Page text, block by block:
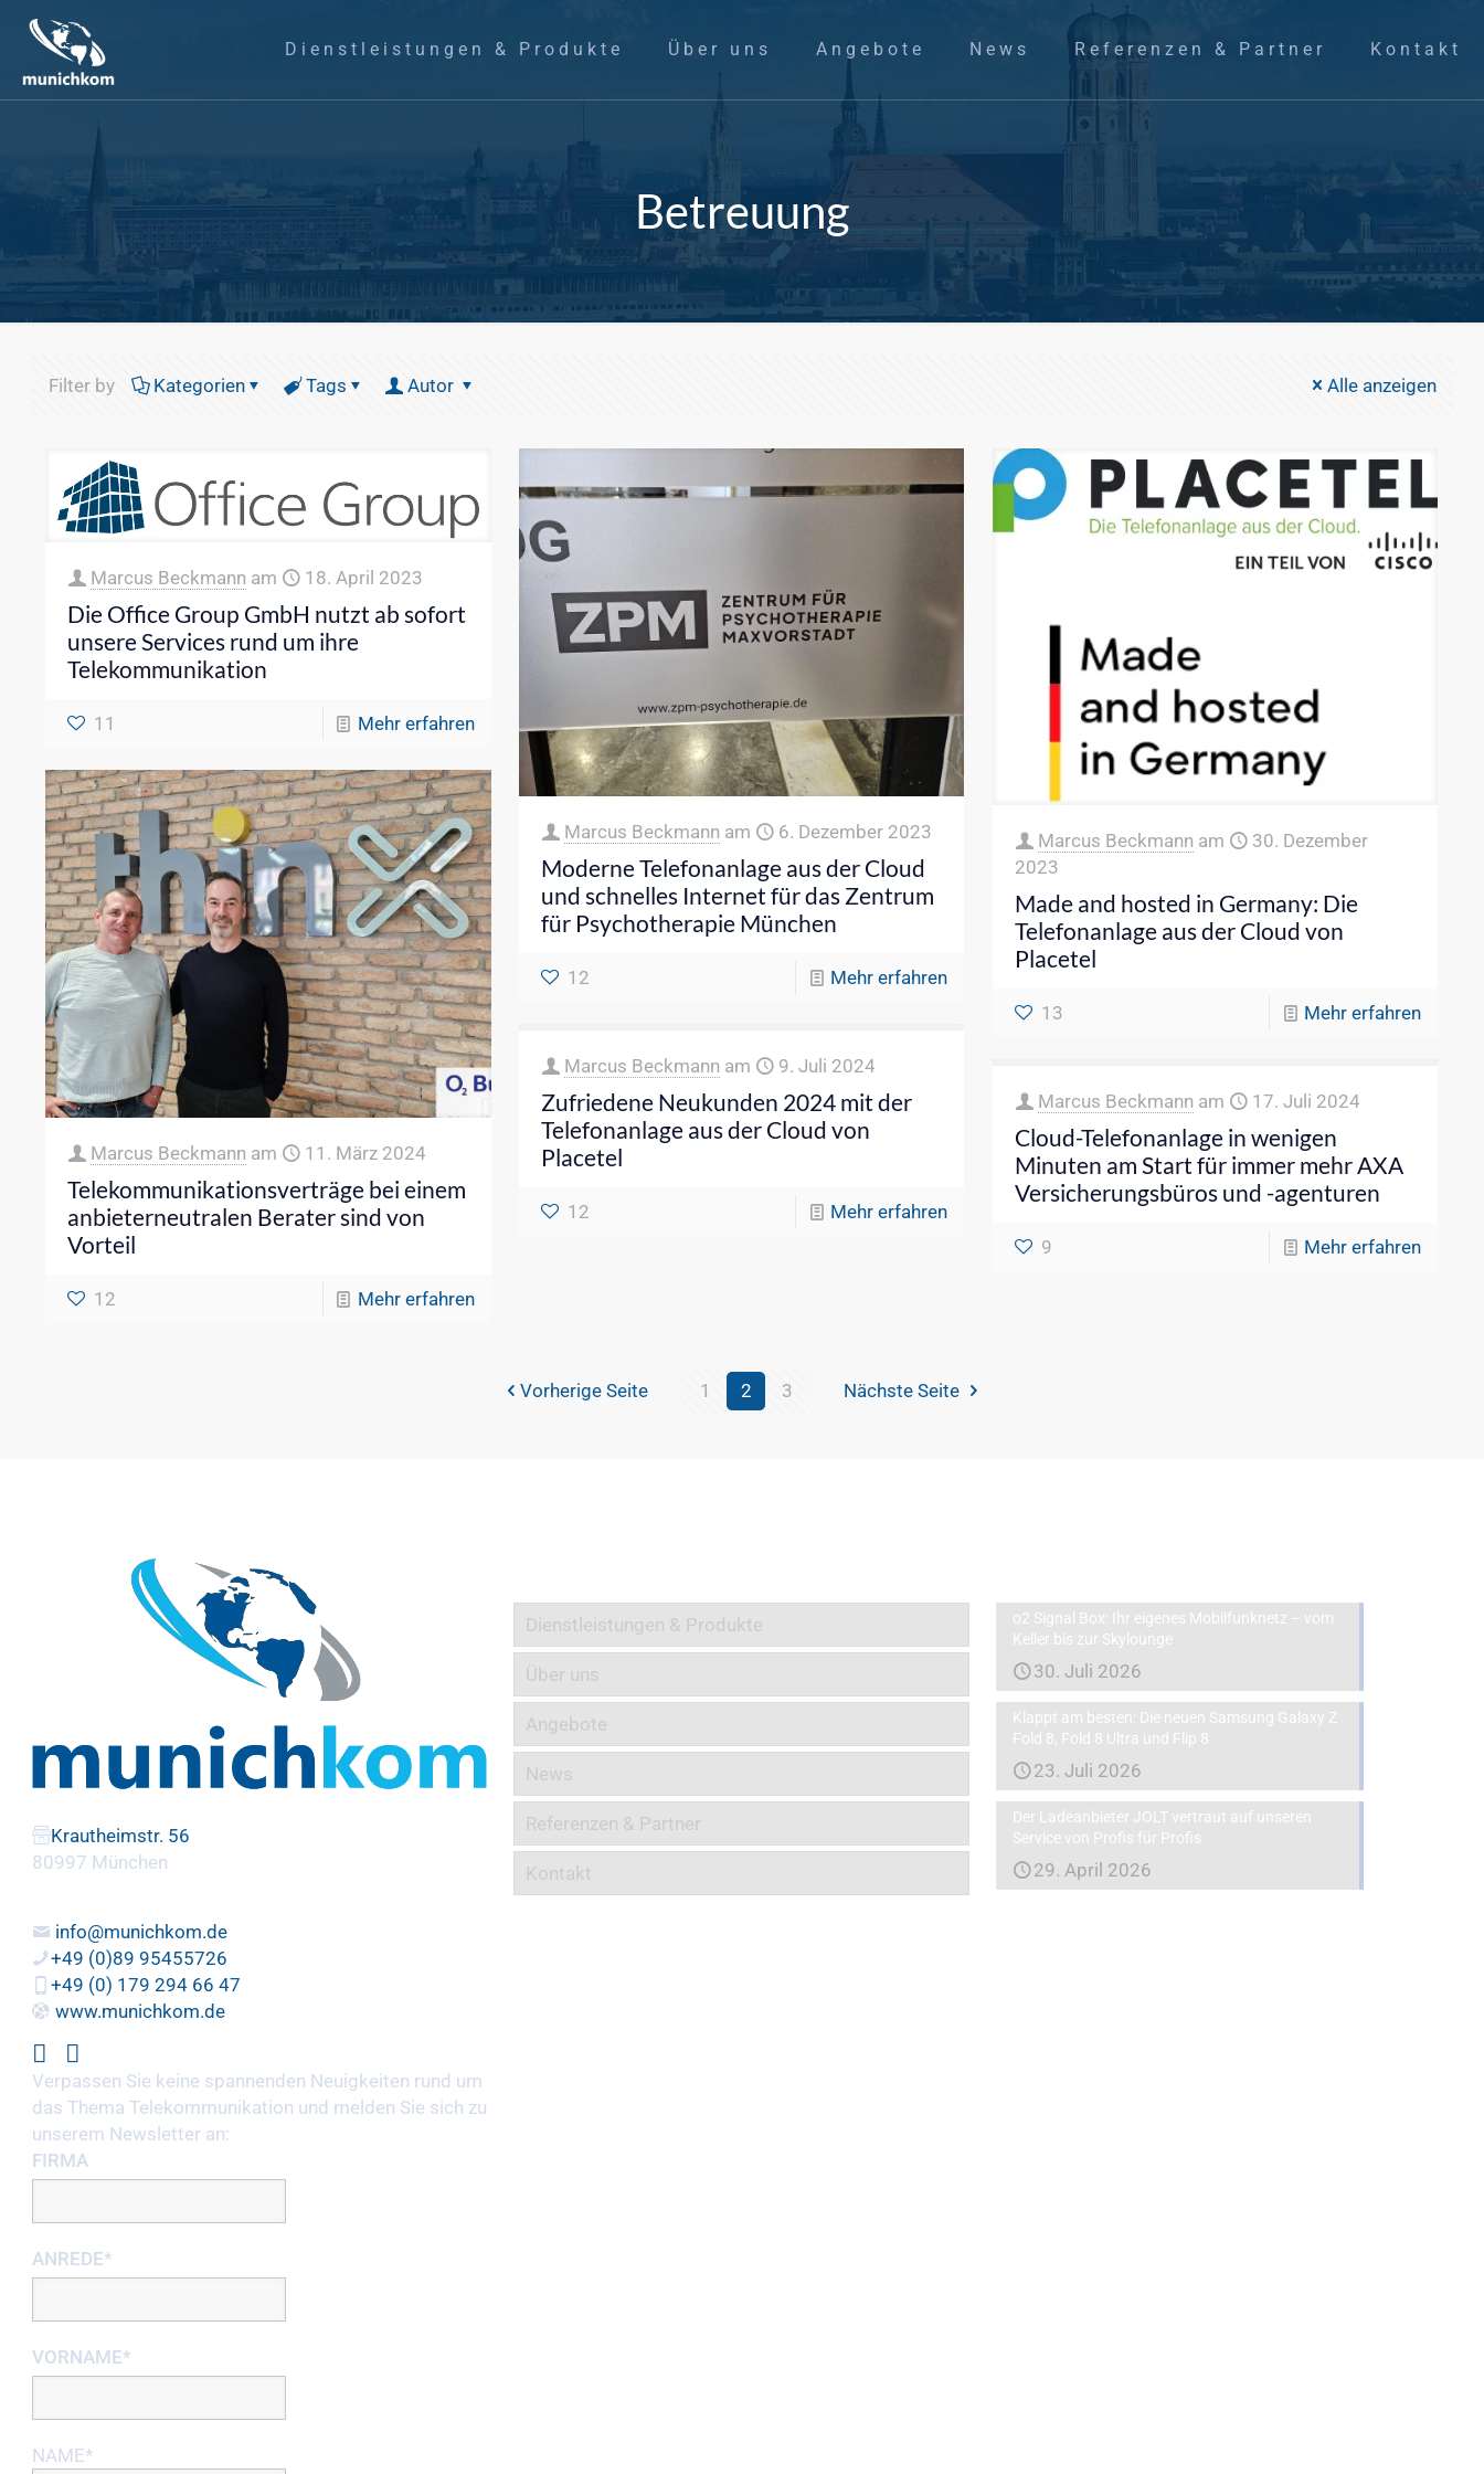
Dienstleistungen & Produkte Über uns Angebote News Referenzen & Partner Kontakt
Betreuung
Filter by Kategorien Tags Autor Alle anzeigen
Marcus Beckmann am 18. April 2023
Die Office Group GmbH nutzt ab sofort
unsere Services rund um ihre
Telekommunikation
11 Mehr erfahren
Marcus Beckmann am 6. Dezember 2023
Moderne Telefonanlage aus der Cloud
und schnelles Internet für das Zentrum
für Psychotherapie München
12 Mehr erfahren
Marcus Beckmann am
30. Dezember
2023
Made and hosted in Germany: Die
Telefonanlage aus der Cloud von
Placetel
13 Mehr erfahren
Marcus Beckmann am 11. März 2024
Telekommunikationsverträge bei einem
anbieterneutralen Berater sind von
Vorteil
12 Mehr erfahren
Marcus Beckmann am 9. Juli 2024
Zufriedene Neukunden 2024 mit der
Telefonanlage aus der Cloud von
Placetel
12 Mehr erfahren
Marcus Beckmann am 17. Juli 2024
Cloud-Telefonanlage in wenigen
Minuten am Start für immer mehr AXA
Versicherungsbüros und -agenturen
9 Mehr erfahren
Vorherige Seite 1 2 3 Nächste Seite
Krautheimstr. 56
80997 München
info@munichkom.de
+49 (0)89 95455726
+49 (0) 179 294 66 47
www.munichkom.de
Verpassen Sie keine spannenden Neuigkeiten rund um
das Thema Telekommunikation und melden Sie sich zu
unserem Newsletter an:
FIRMA
ANREDE*
VORNAME*
NAME*
Dienstleistungen & Produkte
Über uns
Angebote
News
Referenzen & Partner
Kontakt
o2 Signal Box: Ihr eigenes Mobilfunknetz – vom
Keller bis zur Skylounge
30. Juli 2026
Klappt am besten: Die neuen Samsung Galaxy Z
Fold 8, Fold 8 Ultra und Flip 8
23. Juli 2026
Der Ladeanbieter JOLT vertraut auf unseren
Service von Profis für Profis
29. April 2026